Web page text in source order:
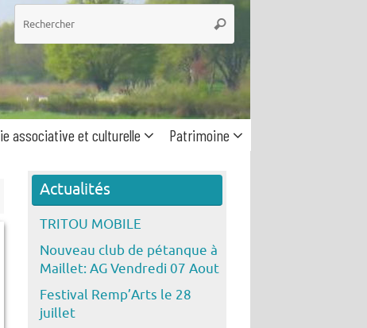
Rechercher
associative et culturelle Patrimoine
Actualités
TRITOU MOBILE
Nouveau club de pétanque à
Maillet: AG Vendredi 07 Aout
Festival Remp’Arts le 28
juillet